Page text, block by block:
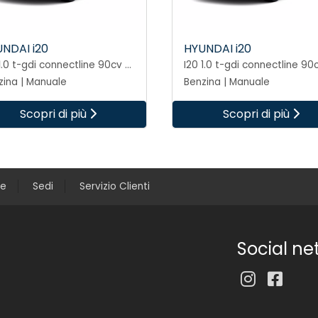
i20
I20 1.0 t-gdi connectline 90cv mt
| Manuale
Scopri di più
HYUNDAI i20
Benzina | Manuale
Scopri di più
Sedi Servizio Clienti
Social